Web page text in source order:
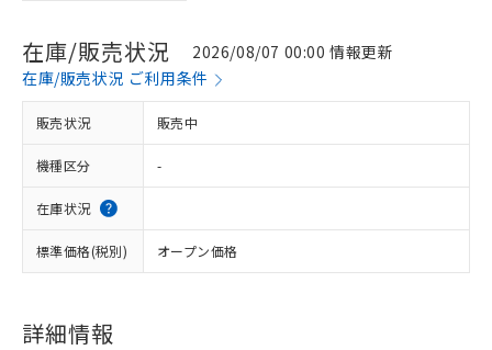
在庫/販売状況
2026/08/07 00:00 情報更新
在庫/販売状況 ご利用条件
販売状況 販売中
機種区分 -
在庫状況
標準価格(税別) オープン価格
詳細情報